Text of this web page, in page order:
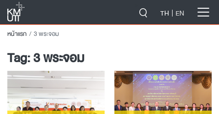
TH EN
หน้าแรก 3 พระจอม
Tag:3 พระจอม